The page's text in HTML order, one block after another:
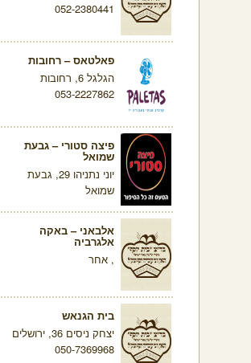
052-2380441
פאלטאס – רחובות
הגלגל 6, רחובות
053-2227862
פיצה סטורי – גבעת
שמואל
יוני נתניהו 29, גבעת
שמואל
אלבאני – באקה
אלגרביה
, אחר
בית הגנאש
יצחק ניסים 36, ירושלים
050-7369968